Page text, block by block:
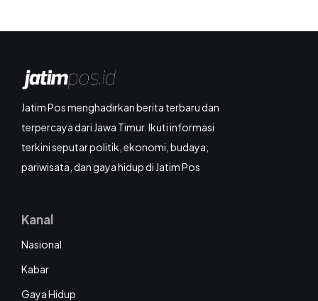
Jatim Pos menghadirkan berita terbaru dan
terpercaya dari Jawa Timur. Ikuti informasi
terkini seputar politik, ekonomi, budaya,
pariwisata, dan gaya hidup di Jatim Pos
Kanal
Nasional
Kabar
Gaya Hidup